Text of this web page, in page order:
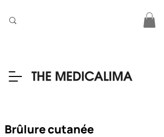
Brûlure cutanée